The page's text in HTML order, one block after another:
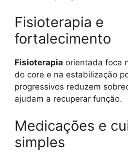
Fisioterapia e
fortalecimento
Fisioterapia orientada foca
do core e na estabilização
progressivos reduzem
ajudam a recuperar função.
Medicações e
simples